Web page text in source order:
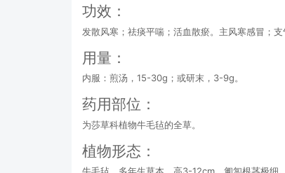
功效：
发散风寒；祛痰平喘；活血散瘀。主风寒感冒；
用量：
内服：煎汤，15-30g；或研末，3-9g。
药用部位：
为莎草科植物牛毛毡的全草。
植物形态：